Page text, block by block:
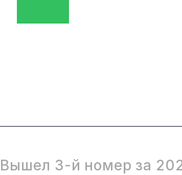
Вышел 3-й номер за